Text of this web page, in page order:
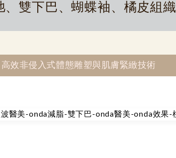
、雙下巴、蝴蝶袖、橘皮組織
效非侵入式體態雕塑與肌膚緊緻技術